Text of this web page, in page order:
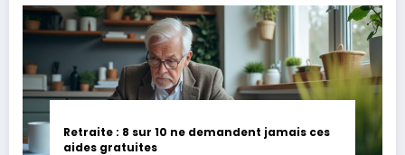
Retraite : 8 sur 10 ne demandent jamais ces
aides gratuites